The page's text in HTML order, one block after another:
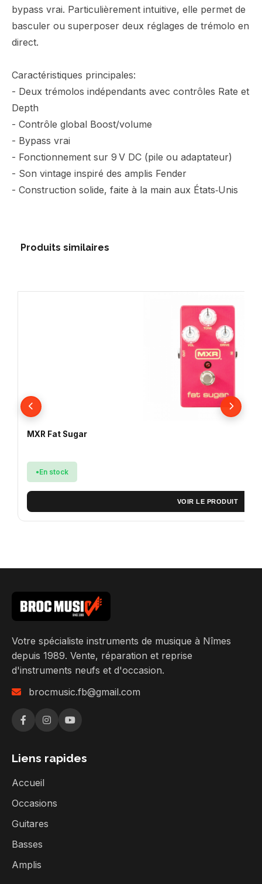
bypass vrai. Particulièrement intuitive, elle permet de
basculer ou superposer deux réglages de trémolo en
direct.
Caractéristiques principales:
- Deux trémolos indépendants avec contrôles Rate et
Depth
- Contrôle global Boost/volume
- Bypass vrai
- Fonctionnement sur 9 V DC (pile ou adaptateur)
- Son vintage inspiré des amplis Fender
- Construction solide, faite à la main aux États‑Unis
Produits similaires
MXR Fat Sugar
En stock
VOIR LE PRODUIT
Votre spécialiste instruments de musique à Nîmes
depuis 1989. Vente, réparation et reprise
d'instruments neufs et d'occasion.
brocmusic.fb@gmail.com
Liens rapides
Accueil
Occasions
Guitares
Basses
Amplis